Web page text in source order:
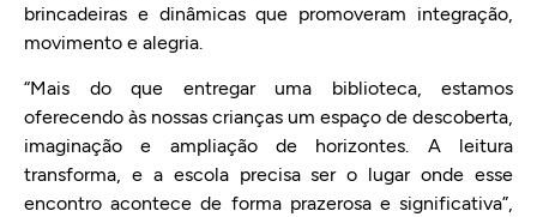
brincadeiras e dinâmicas que promoveram integração,
movimento e alegria.
“Mais do que entregar uma biblioteca, estamos
oferecendo às nossas crianças um espaço de descoberta,
imaginação e ampliação de horizontes. A leitura
transforma, e a escola precisa ser o lugar onde esse
encontro acontece de forma prazerosa e significativa”,